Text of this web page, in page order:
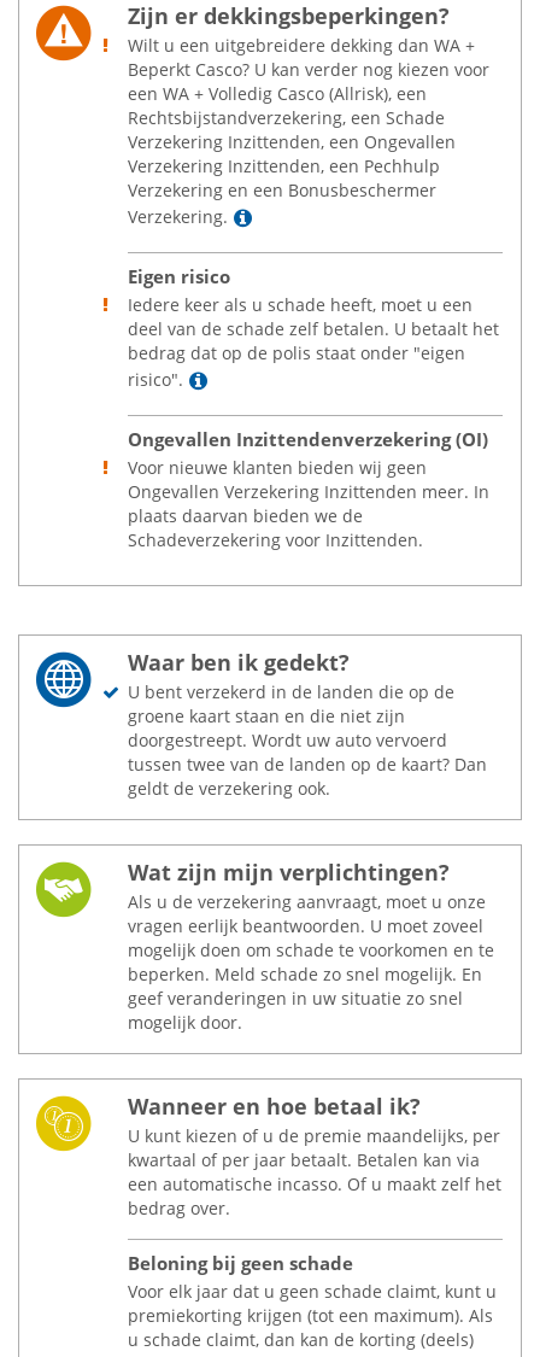
Zijn er dekkingsbeperkingen?
Wilt u een uitgebreidere dekking dan WA +
Beperkt Casco? U kan verder nog kiezen voor
een WA + Volledig Casco (Allrisk), een
Rechtsbijstandverzekering, een Schade
Verzekering Inzittenden, een Ongevallen
Verzekering Inzittenden, een Pechhulp
Verzekering en een Bonusbeschermer
Verzekering.
Lees meer
Eigen risico
Iedere keer als u schade heeft, moet u een
deel van de schade zelf betalen. U betaalt het
bedrag dat op de polis staat onder "eigen
risico".
Lees meer
Ongevallen Inzittendenverzekering (OI)
Voor nieuwe klanten bieden wij geen
Ongevallen Verzekering Inzittenden meer. In
plaats daarvan bieden we de
Schadeverzekering voor Inzittenden.
Waar ben ik gedekt?
U bent verzekerd in de landen die op de
groene kaart staan en die niet zijn
doorgestreept. Wordt uw auto vervoerd
tussen twee van de landen op de kaart? Dan
geldt de verzekering ook.
Wat zijn mijn verplichtingen?
Als u de verzekering aanvraagt, moet u onze
vragen eerlijk beantwoorden. U moet zoveel
mogelijk doen om schade te voorkomen en te
beperken. Meld schade zo snel mogelijk. En
geef veranderingen in uw situatie zo snel
mogelijk door.
Wanneer en hoe betaal ik?
U kunt kiezen of u de premie maandelijks, per
kwartaal of per jaar betaalt. Betalen kan via
een automatische incasso. Of u maakt zelf het
bedrag over.
Beloning bij geen schade
Voor elk jaar dat u geen schade claimt, kunt u
premiekorting krijgen (tot een maximum). Als
u schade claimt, dan kan de korting (deels)